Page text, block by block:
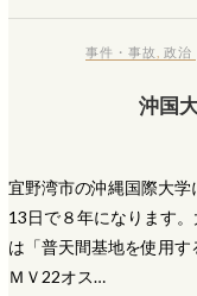
事件・事故 ,政治
沖国
宜野湾市の沖縄国際大
13日で８年になります
は「普天間基地を使用す
ＭＶ22オス…